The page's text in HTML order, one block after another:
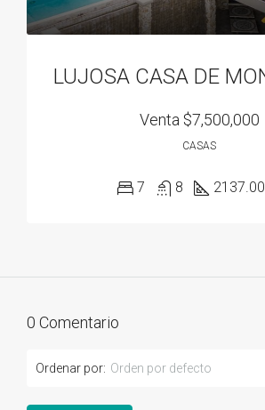
Venta $7,500,000
CASAS
7 8 2137.00
0 Comentario
Ordenar por: Orden por defecto